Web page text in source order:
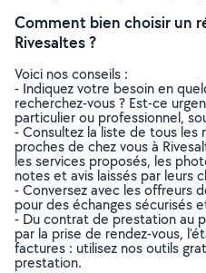
Comment bien choisir un
Rivesaltes ?
Voici nos conseils :
- Indiquez votre besoin en
recherchez-vous ? Est-ce
particulier ou professionnel,
- Consultez la liste de tous
proches de chez vous à
les services proposés, les
notes et avis laissés par leurs
- Conversez avec les offreurs
pour des échanges sécurisés
- Du contrat de prestation au
par la prise de rendez-vous,
factures : utilisez nos outils
prestation.